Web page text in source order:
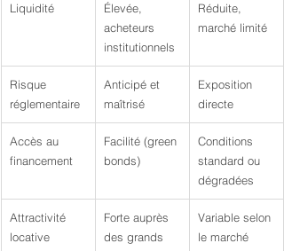
Liquidité
Élevée,
acheteurs
institutionnels
Réduite,
marché limité
Risque
réglementaire
Anticipé et
maîtrisé
Exposition
directe
Accès au
financement
Facilité (green
bonds)
Conditions
standard ou
dégradées
Attractivité
locative
Forte auprès
des grands
Variable selon
le marché